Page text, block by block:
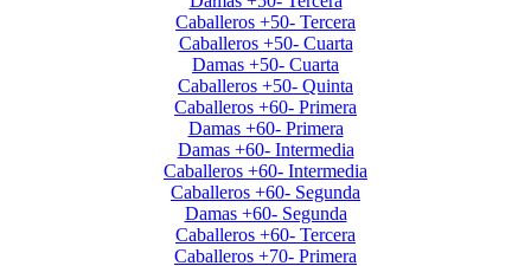
Caballeros +50- Tercera
Caballeros +50- Cuarta
Damas +50- Cuarta
Caballeros +50- Quinta
Caballeros +60- Primera
Damas +60- Primera
Damas +60- Intermedia
Caballeros +60- Intermedia
Caballeros +60- Segunda
Damas +60- Segunda
Caballeros +60- Tercera
Caballeros +70- Primera